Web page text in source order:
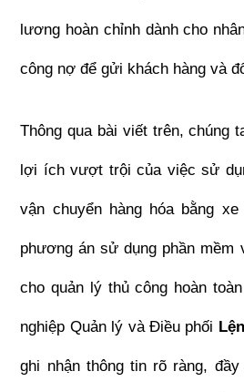
lương hoàn chỉnh dành cho
công nợ để gửi khách hàng và
Thông qua bài viết trên, chúng
lợi ích vượt trội của việc sử
vận chuyển hàng hóa bằng
phương án sử dụng phần mềm
cho quản lý thủ công hoàn
nghiệp Quản lý và Điều phối
ghi nhận thông tin rõ ràng,